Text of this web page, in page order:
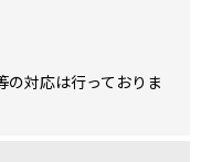
対応は行っておりま